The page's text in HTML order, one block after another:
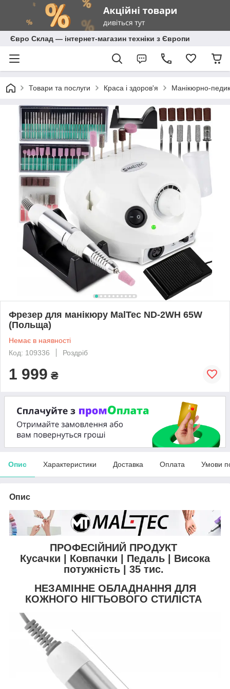
Євро Склад — інтернет-магазин техніки з Європи
Товари та послуги Краса і здоров'я Манікюрно-
Фрезер для манікюру MalTec ND-2WH 65W
(Польща)
Немає в наявності
Код: 109336
Роздріб
1 999 ₴
Опис Характеристики Доставка Оплата Умови
Опис
ПРОФЕСІЙНИЙ ПРОДУКТ
Кусачки | Ковпачки | Педаль | Висока
потужність | 35 тис.
НЕЗАМІННЕ ОБЛАДНАННЯ ДЛЯ
КОЖНОГО НІГТЬОВОГО СТИЛІСТА